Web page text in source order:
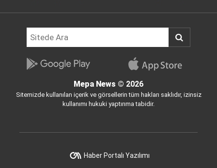
Mepa News © 2026
Sitemizde kullanılan içerik ve görsellerin tüm hakları saklıdır, izinsiz
kullanımı hukuki yaptırıma tabidir.
Haber Portalı Yazılımı